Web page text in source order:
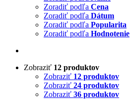
Zoradiť podľa Cena
Zoradiť podľa Dátum
Zoradiť podľa Popularita
Zoradiť podľa Hodnotenie
Zobraziť 12 produktov
Zobraziť 12 produktov
Zobraziť 24 produktov
Zobraziť 36 produktov